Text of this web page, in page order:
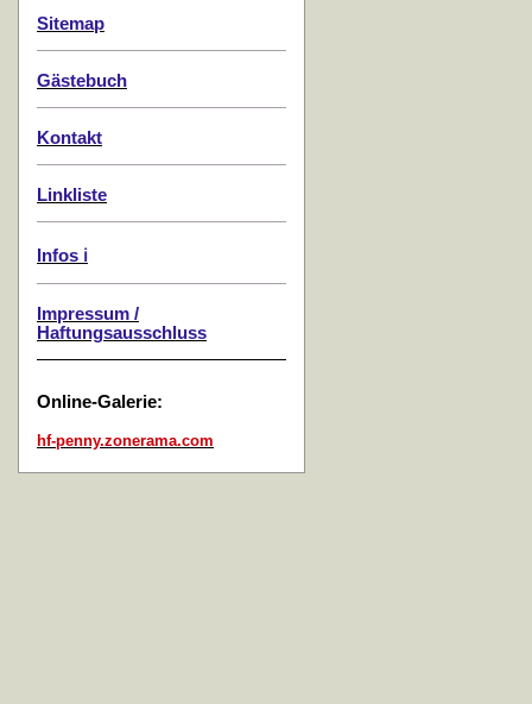
Sitemap
Gästebuch
Kontakt
Linkliste
Infos ℹ️
Impressum /
Haftungsausschluss
Online-Galerie:
hf-penny.zonerama.com